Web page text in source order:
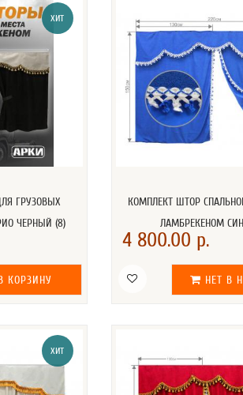
ХИТ
ГРУЗОВЫХ
ЧЕРНЫЙ (8)
КОРЗИНУ
КОМПЛЕКТ ШТОР
ЛАМБРЕКЕНОМ
4 800.00 р.
НЕТ В
ХИТ